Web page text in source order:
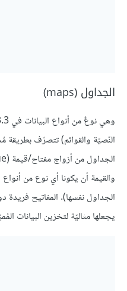
الجداول (maps)
الجداول نفسها). المفاتيح فريدة
يجعلها مثاليّة لتخزين البيانات